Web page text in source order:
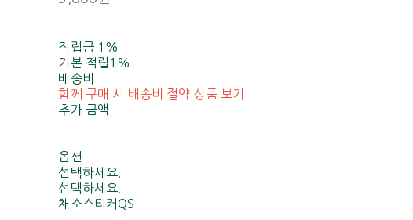
적립금 1%
기본 적립 1%
배송비-
함께 구매 시 배송비 절약 상품 보기
추가 금액
옵션
선택하세요.
선택하세요.
채소스티커QS